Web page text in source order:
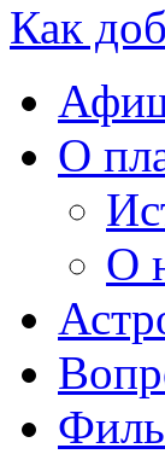
Как
О
О